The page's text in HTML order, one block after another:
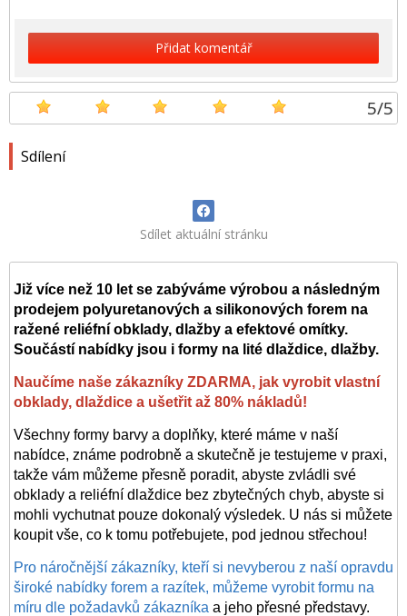
Přidat komentář
5/5
Sdílení
Sdílet aktuální stránku
Již více než 10 let se zabýváme výrobou a následným
prodejem polyuretanových a silikonových forem na
ražené reliéfní obklady, dlažby a efektové omítky.
Součástí nabídky jsou i formy na lité dlaždice, dlažby.
Naučíme naše zákazníky ZDARMA, jak vyrobit vlastní
obklady, dlaždice a ušetřit až 80% nákladů!
Všechny formy barvy a doplňky, které máme v naší
nabídce, známe podrobně a skutečně je testujeme v praxi,
takže vám můžeme přesně poradit, abyste zvládli své
obklady a reliéfní dlaždice bez zbytečných chyb, abyste si
mohli vychutnat pouze dokonalý výsledek. U nás si můžete
koupit vše, co k tomu potřebujete, pod jednou střechou!
Pro náročnější zákazníky, kteří si nevyberou z naší opravdu
široké nabídky forem a razítek, můžeme vyrobit formu na
míru dle požadavků zákazníka a jeho přesné představy.